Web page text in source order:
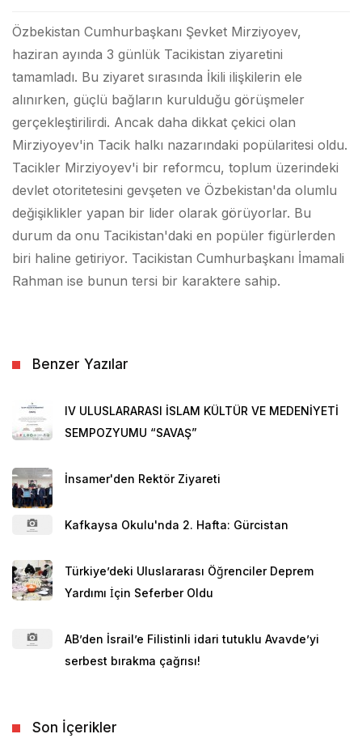
Özbekistan Cumhurbaşkanı Şevket Mirziyoyev,
haziran ayında 3 günlük Tacikistan ziyaretini
tamamladı. Bu ziyaret sırasında İkili ilişkilerin ele
alınırken, güçlü bağların kurulduğu görüşmeler
gerçekleştirilirdi. Ancak daha dikkat çekici olan
Mirziyoyev'in Tacik halkı nazarındaki popülaritesi oldu.
Tacikler Mirziyoyev'i bir reformcu, toplum üzerindeki
devlet otoritetesini gevşeten ve Özbekistan'da olumlu
değişiklikler yapan bir lider olarak görüyorlar. Bu
durum da onu Tacikistan'daki en popüler figürlerden
biri haline getiriyor. Tacikistan Cumhurbaşkanı İmamali
Rahman ise bunun tersi bir karaktere sahip.
Benzer Yazılar
IV ULUSLARARASI İSLAM KÜLTÜR VE MEDENİYETİ
SEMPOZYUMU “SAVAŞ”
İnsamer'den Rektör Ziyareti
Kafkaysa Okulu'nda 2. Hafta: Gürcistan
Türkiye’deki Uluslararası Öğrenciler Deprem
Yardımı İçin Seferber Oldu
AB’den İsrail’e Filistinli idari tutuklu Avavde’yi
serbest bırakma çağrısı!
Son İçerikler